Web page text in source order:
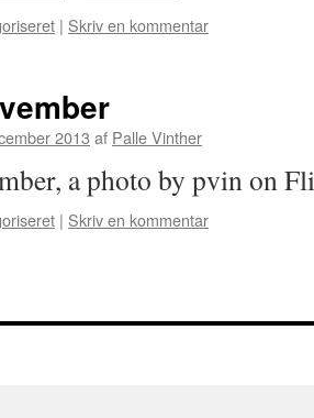
| Skriv en kommentar
2013 af Palle Vinther
a photo by pvin on
| Skriv en kommentar